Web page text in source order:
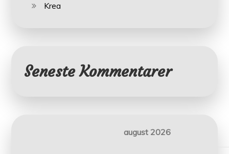
Krea
Seneste Kommentarer
august 2026